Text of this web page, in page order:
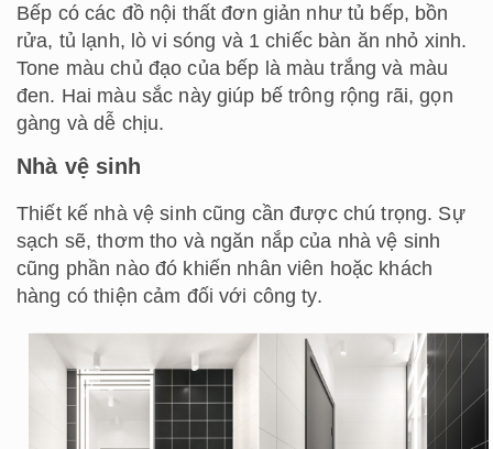
Bếp có các đồ nội thất đơn giản như tủ bếp, bồn
rửa, tủ lạnh, lò vi sóng và 1 chiếc bàn ăn nhỏ xinh.
Tone màu chủ đạo của bếp là màu trắng và màu
đen. Hai màu sắc này giúp bế trông rộng rãi, gọn
gàng và dễ chịu.
Nhà vệ sinh
Thiết kế nhà vệ sinh cũng cần được chú trọng. Sự
sạch sẽ, thơm tho và ngăn nắp của nhà vệ sinh
cũng phần nào đó khiến nhân viên hoặc khách
hàng có thiện cảm đối với công ty.